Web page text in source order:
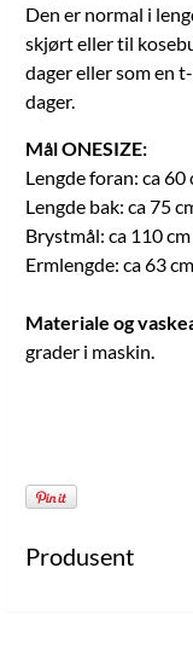
Den er normal i
skjørt eller til
dager eller som en
dager.
Mål ONESIZE:
Lengde foran: ca 60
Lengde bak: ca 75
Brystmål: ca 110 cm
Ermlengde: ca 63 cm
Materiale og
grader i maskin.
Produsent